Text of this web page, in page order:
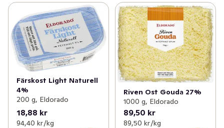
Färskost Light Naturell
4%
200 g, Eldorado
18,88 kr
94,40 kr /kg
Riven Ost Gouda 27%
1000 g, Eldorado
89,50 kr
89,50 kr /kg